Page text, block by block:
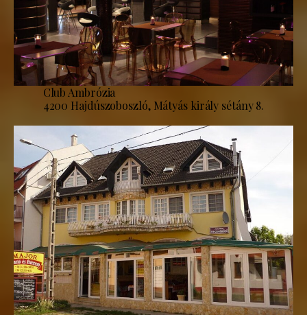
Club Ambrózia
4200 Hajdúszoboszló, Mátyás király sétány 8.